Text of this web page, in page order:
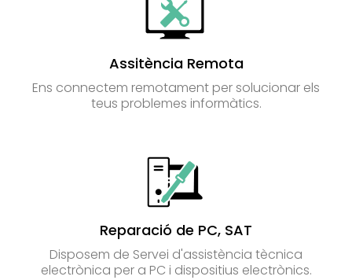
Assitència Remota
Ens connectem remotament per solucionar els
teus problemes informàtics.
Reparació de PC, SAT
Disposem de Servei d'assistència tècnica
electrònica per a PC i dispositius electrònics.